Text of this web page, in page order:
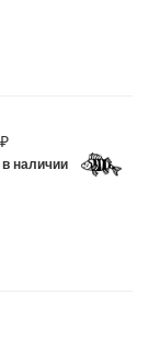
наличии